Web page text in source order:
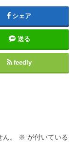
シェア
送る
feedly
。 ※ が付いている